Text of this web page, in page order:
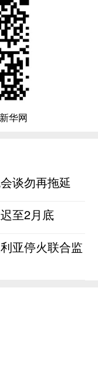
华网
谈勿再拖延
至2月底
亚停火联合监